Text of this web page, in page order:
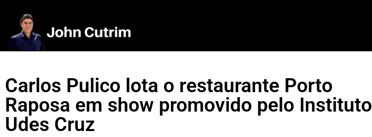
Carlos Pulico lota o restaurante Porto
Raposa em show promovido pelo Instituto
Udes Cruz